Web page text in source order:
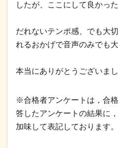
したが、ここにして良かった
だれないテンポ感、でも大
れるおかげで音声のみでも
本当にありがとうございまし
※合格者アンケートは，合
答したアンケートの結果に
加味して表記しております。